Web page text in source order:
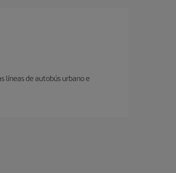
líneas de autobús urbano e